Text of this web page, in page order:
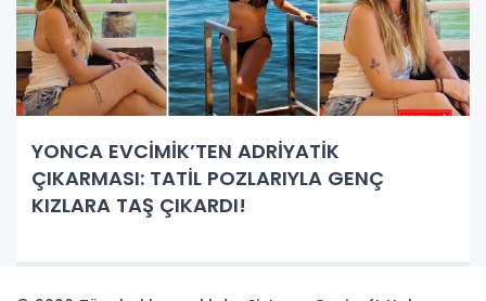
YONCA EVCİMİK’TEN ADRİYATİK
ÇIKARMASI: TATİL POZLARIYLA GENÇ
KIZLARA TAŞ ÇIKARDI!